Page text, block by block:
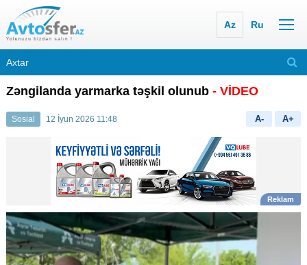
Az Ru
Zəngilanda yarmarka təşkil olunub - VİDEO
Sosial 12 İyun 2026 11:48 A- A+